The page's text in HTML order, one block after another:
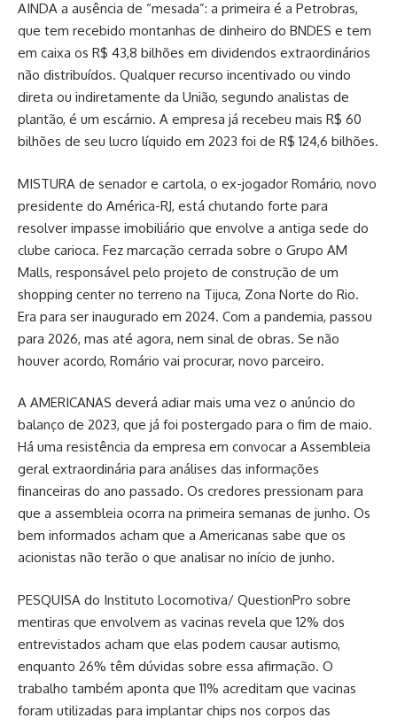
AINDA a ausência de “mesada”: a primeira é a Petrobras,
que tem recebido montanhas de dinheiro do BNDES e tem
em caixa os R$ 43,8 bilhões em dividendos extraordinários
não distribuídos. Qualquer recurso incentivado ou vindo
direta ou indiretamente da União, segundo analistas de
plantão, é um escárnio. A empresa já recebeu mais R$ 60
bilhões de seu lucro líquido em 2023 foi de R$ 124,6 bilhões.
MISTURA de senador e cartola, o ex-jogador Romário, novo
presidente do América-RJ, está chutando forte para
resolver impasse imobiliário que envolve a antiga sede do
clube carioca. Fez marcação cerrada sobre o Grupo AM
Malls, responsável pelo projeto de construção de um
shopping center no terreno na Tijuca, Zona Norte do Rio.
Era para ser inaugurado em 2024. Com a pandemia, passou
para 2026, mas até agora, nem sinal de obras. Se não
houver acordo, Romário vai procurar, novo parceiro.
A AMERICANAS deverá adiar mais uma vez o anúncio do
balanço de 2023, que já foi postergado para o fim de maio.
Há uma resistência da empresa em convocar a Assembleia
geral extraordinária para análises das informações
financeiras do ano passado. Os credores pressionam para
que a assembleia ocorra na primeira semanas de junho. Os
bem informados acham que a Americanas sabe que os
acionistas não terão o que analisar no início de junho.
PESQUISA do Instituto Locomotiva/ QuestionPro sobre
mentiras que envolvem as vacinas revela que 12% dos
entrevistados acham que elas podem causar autismo,
enquanto 26% têm dúvidas sobre essa afirmação. O
trabalho também aponta que 11% acreditam que vacinas
foram utilizadas para implantar chips nos corpos das